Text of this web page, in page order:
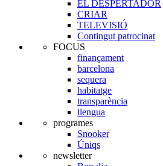
EL DESPERTADOR
CRIAR
TELEVISIÓ
Contingut patrocinat
FOCUS
finançament
barcelona
sequera
habitatge
transparència
llengua
programes
Snooker
Úniqs
newsletter